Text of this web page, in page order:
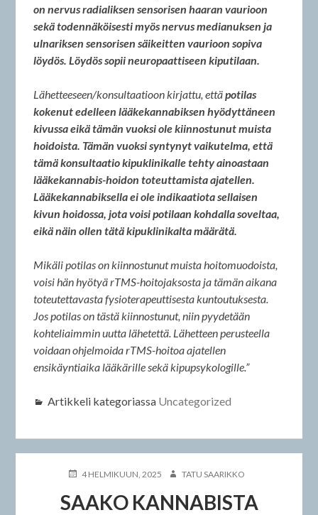
on nervus radialiksen sensorisen haaran vaurioon
sekä todennäköisesti myös nervus medianuksen ja
ulnariksen sensorisen säikeitten vaurioon sopiva
löydös. Löydös sopii neuropaattiseen kiputilaan.
Lähetteeseen/konsultaatioon kirjattu, ettäpotilas
kokenut edelleen lääkekannabiksen hyödyttäneen
kivussa eikä tämän vuoksi ole kiinnostunut muista
hoidoista. Tämän vuoksi syntynyt vaikutelma, että
tämä konsultaatio kipuklinikalle tehty ainoastaan
lääkekannabis-hoidon toteuttamista ajatellen.
Lääkekannabiksella ei ole indikaatiota sellaisen
kivun hoidossa, jota voisi potilaan kohdalla soveltaa,
eikä näin ollen tätä kipuklinikalta määrätä.
Mikäli potilas on kiinnostunut muista hoitomuodoista,
voisi hän hyötyä rTMS-hoitojaksosta ja tämän aikana
toteutettavasta fysioterapeuttisesta kuntoutuksesta.
Jos potilas on tästä kiinnostunut, niin pyydetään
kohteliaimmin uutta lähetettä. Lähetteen perusteella
voidaan ohjelmoida rTMS-hoitoa ajatellen
ensikäyntiaika lääkärille sekä kipupsykologille.”
Artikkeli kategoriassa Uncategorized
JULKAISTU
4 HELMIKUUN, 2025 KIRJOITTAJA
TATU SAARIKKO
SAAKO KANNABISTA